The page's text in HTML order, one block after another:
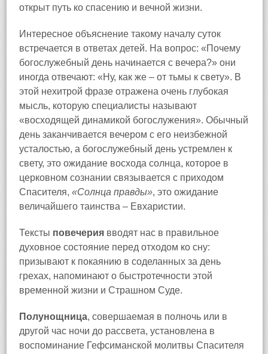
открыт путь ко спасению и вечной жизни.
Интересное объяснение такому началу суток
встречается в ответах детей. На вопрос: «Почему
богослужебный день начинается с вечера?» они
иногда отвечают: «Ну, как же – от тьмы к свету». В
этой нехитрой фразе отражена очень глубокая
мысль, которую специалисты называют
«восходящей динамикой богослужения». Обычный
день заканчивается вечером с его неизбежной
усталостью, а богослужебный день устремлен к
свету, это ожидание восхода солнца, которое в
церковном сознании связывается с приходом
Спасителя, «Солнца правды», это ожидание
величайшего таинства – Евхаристии.
Тексты повечерия вводят нас в правильное
духовное состояние перед отходом ко сну:
призывают к покаянию в соделанных за день
грехах, напоминают о быстротечности этой
временной жизни и Страшном Суде.
Полунощница, совершаемая в полночь или в
другой час ночи до рассвета, установлена в
воспоминание Гефсиманской молитвы Спасителя